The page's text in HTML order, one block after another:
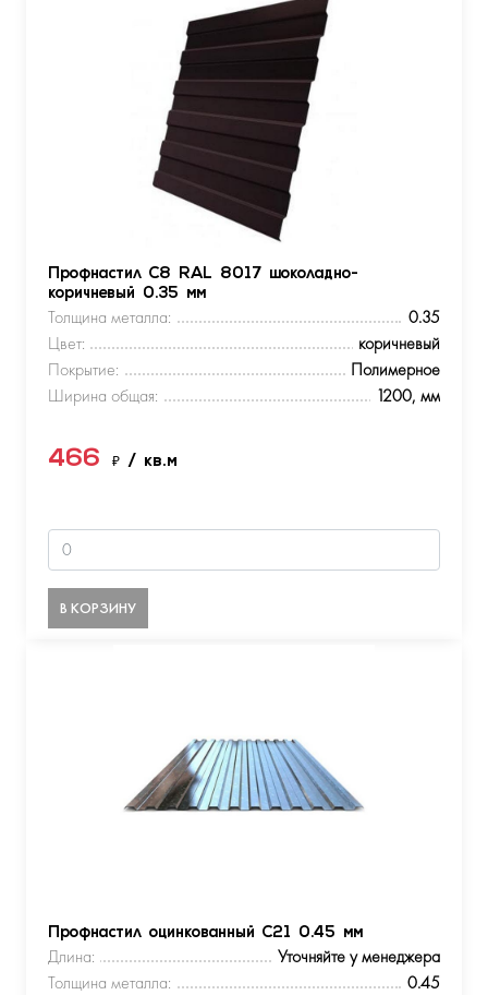
Профнастил С8 RAL 8017 шоколадно-
коричневый 0.35 мм
Толщина металла:
0.35
Цвет:
коричневый
Покрытие:
Полимерное
Ширина общая:
1200, мм
466 ₽ / кв.м
В КОРЗИНУ
Профнастил оцинкованный С21 0.45 мм
Длина:
Уточняйте у менеджера
Толщина металла:
0.45